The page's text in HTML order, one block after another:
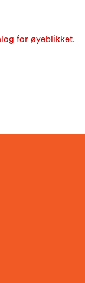
for øyeblikket.